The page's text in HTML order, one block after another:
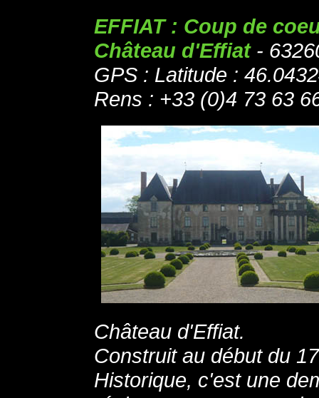
EFFIAT : Coup de
Château d'Effiat-
GPS : Latitude :
Rens : +33 (0)4 73 63
Château d'Effiat.
Construit au début du
Historique, c'est une